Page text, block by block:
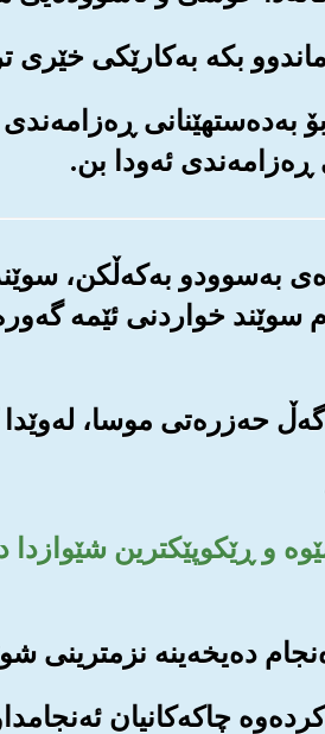
به‌ده‌ستهێنانی
ئه‌ودا بن.
به‌سوودو به‌که‌ڵکن،
سوێند خواردنی ئێمه
و ڕێکوپێکترین
چاکه‌کانیان